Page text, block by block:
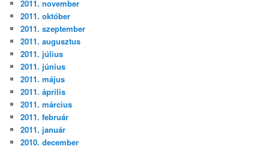
2011. november
2011. október
2011. szeptember
2011. augusztus
2011. július
2011. június
2011. május
2011. április
2011. március
2011. február
2011. január
2010. december